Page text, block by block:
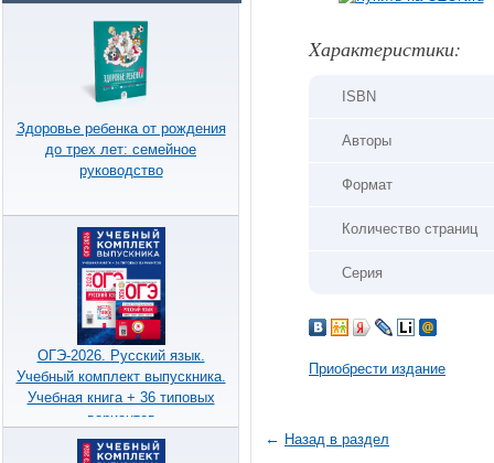
Здоровье ребенка от рождения
до трех лет: семейное
руководство
ОГЭ-2026. Русский язык.
Учебный комплект выпускника.
Учебная книга + 36 типовых
вариантов
Xарактеристики:
ISBN
Авторы
Формат
Количество страниц
Серия
Приобрести издание
← Назад в раздел